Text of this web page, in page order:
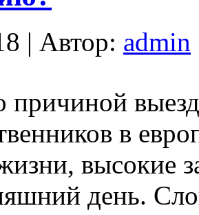
| Автор: admin
причиной
в
высокие
день.